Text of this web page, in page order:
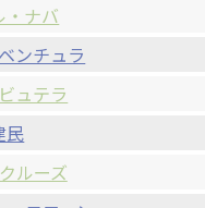
・ナバ
ンチュラ
ュテラ
民
ルーズ